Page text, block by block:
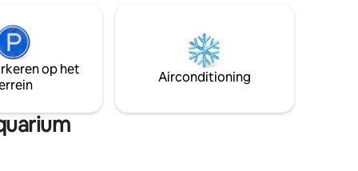
kopje
voet
op
eigen THUISGYMNASTIEK, draadloze
luidspreker en originele lokale
kunstwerken verwelkomen je. Bus,
lightrail, monorail zijn buiten bldg.
op het
Airconditioning